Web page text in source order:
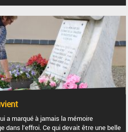
a marqué à jamais la mémoire
l’effroi. Ce qui devait être une belle